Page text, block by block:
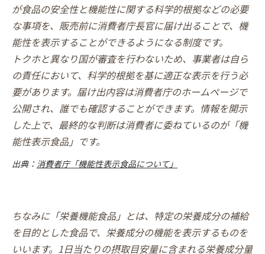
が食品の安全性と機能性に関する科学的根拠などの必要
な事項を、販売前に消費者庁長官に届け出ることで、機
能性を表示することができるようになる制度です。
トクホと異なり国が審査を行わないため、事業者は自ら
の責任において、科学的根拠を基に適正な表示を行う必
要があります。届け出内容は消費者庁のホームページで
公開され、誰でも確認することができます。情報を開示
した上で、最終的な判断は消費者に委ねているのが「機
能性表示食品」です。
出典： 消費者庁「機能性表示食品について」
ちなみに「栄養機能食品」とは、特定の栄養成分の補給
を目的とした食品で、栄養成分の機能を表示するものを
いいます。1日当たりの摂取目安量に含まれる栄養成分量